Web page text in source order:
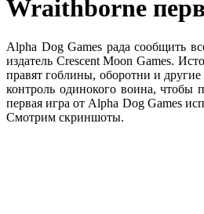
Wraithborne
Alpha Dog Games рада сообщить
издатель Crescent Moon Games.
правят гоблины, оборотни и
контроль одинокого воина, чтобы
первая игра от Alpha Dog Games
Смотрим скриншоты.